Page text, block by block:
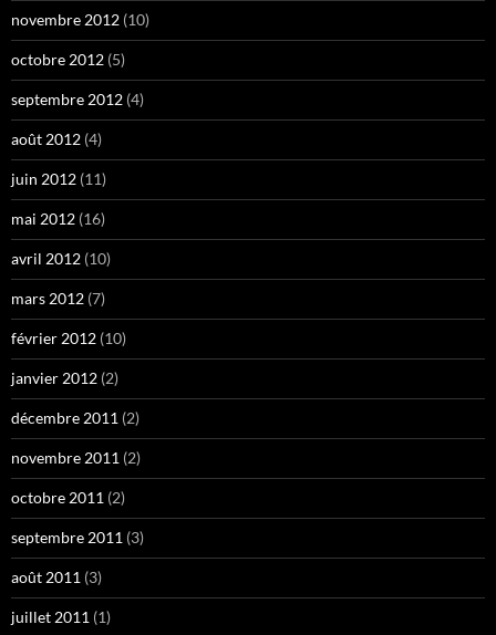
novembre 2012 (10)
octobre 2012 (5)
septembre 2012 (4)
août 2012 (4)
juin 2012 (11)
mai 2012 (16)
avril 2012 (10)
mars 2012 (7)
février 2012 (10)
janvier 2012 (2)
décembre 2011 (2)
novembre 2011 (2)
octobre 2011 (2)
septembre 2011 (3)
août 2011 (3)
juillet 2011 (1)